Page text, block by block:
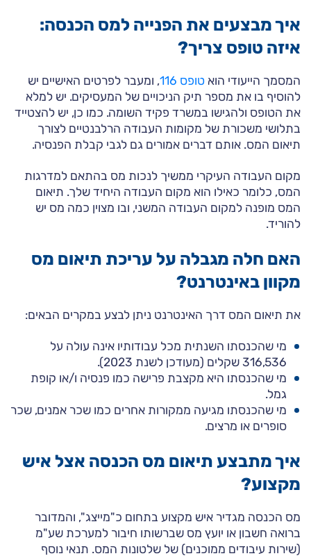
איך מבצעים את הפנייה למס הכנסה:
איזה טופס צריך?
המסמך הייעודי הוא טופס 116
, ומעבר לפרטים האישיים יש
להוסיף בו את מספר תיק הניכויים של המעסיקים. יש למלא
את הטופס ולהגישו במשרד פקיד השומה. כמו כן, יש להצטייד
בתלושי משכורת של מקומות העבודה הרלבנטיים לצורך
תיאום המס. אותם דברים אמורים גם לגבי קבלת הפנסיה.
מקום העבודה העיקרי ממשיך לנכות מס בהתאם למדרגות
המס, כלומר כאילו הוא מקום העבודה היחיד שלך. תיאום
המס מופנה למקום העבודה המשני, ובו מצוין כמה מס יש
להוריד.
האם חלה מגבלה על עריכת תיאום מס
מקוון באינטרנט?
את תיאום המס דרך האינטרנט ניתן לבצע במקרים הבאים:
מי שהכנסתו השנתית מכל עבודותיו אינה עולה על
316,536 שקלים (מעודכן לשנת 2023).
מי שהכנסתו היא מקצבת פרישה כמו פנסיה ו/או קופת
גמל.
מי שהכנסתו מגיעה ממקורות אחרים כמו שכר אמנים, שכר
סופרים או מרצים.
איך מתבצע תיאום מס הכנסה אצל איש
מקצוע?
מס הכנסה מגדיר איש מקצוע בתחום כ"מייצג", והמדובר
ברואה חשבון או יועץ מס שברשותו חיבור למערכת שע"מ
(שירות עיבודים ממוכנים) של שלטונות המס. תנאי נוסף